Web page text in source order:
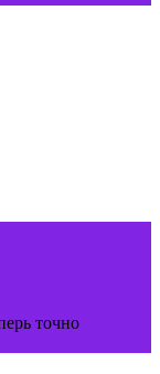
точно